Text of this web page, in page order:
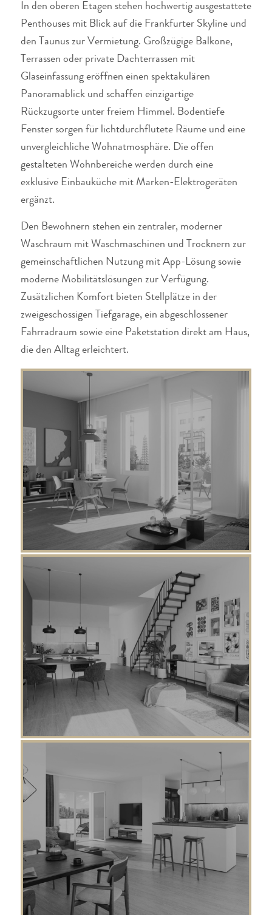
In den oberen Etagen stehen hochwertig ausgestattete
Penthouses mit Blick auf die Frankfurter Skyline und
den Taunus zur Vermietung. Großzügige Balkone,
Terrassen oder private Dachterrassen mit
Glaseinfassung eröffnen einen spektakulären
Panoramablick und schaffen einzigartige
Rückzugsorte unter freiem Himmel. Bodentiefe
Fenster sorgen für lichtdurchflutete Räume und eine
unvergleichliche Wohnatmosphäre. Die offen
gestalteten Wohnbereiche werden durch eine
exklusive Einbauküche mit Marken-Elektrogeräten
ergänzt.
Den Bewohnern stehen ein zentraler, moderner
Waschraum mit Waschmaschinen und Trocknern zur
gemeinschaftlichen Nutzung mit App-Lösung sowie
moderne Mobilitätslösungen zur Verfügung.
Zusätzlichen Komfort bieten Stellplätze in der
zweigeschossigen Tiefgarage, ein abgeschlossener
Fahrradraum sowie eine Paketstation direkt am Haus,
die den Alltag erleichtert.